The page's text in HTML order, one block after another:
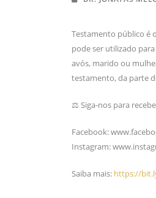
Testamento público é
pode ser utilizado
avós, marido ou
testamento, da parte
⚖ Siga-nos para
Facebook:
Instagram:
Saiba mais: https://